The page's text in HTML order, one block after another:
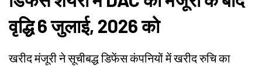
वृद्धि 6 जुलाई, 2026 को
खरीद मंजूरी ने सूचीबद्धडिफेंसकंपनियों में खरीद रुचि का